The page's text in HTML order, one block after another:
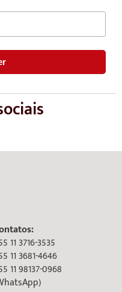
11 3716-3535
11 3681-4646
11 98137-0968